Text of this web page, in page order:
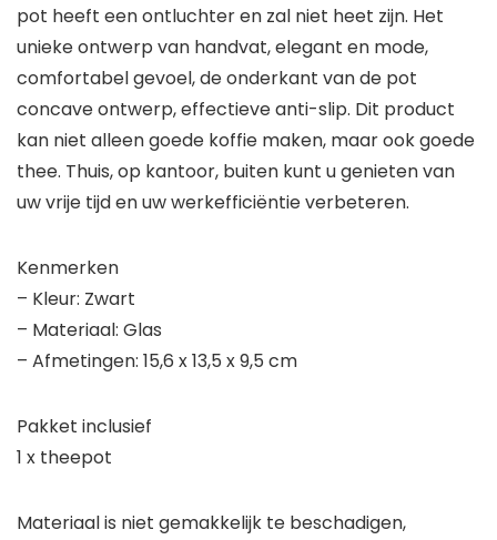
pot heeft een ontluchter en zal niet heet zijn. Het
unieke ontwerp van handvat, elegant en mode,
comfortabel gevoel, de onderkant van de pot
concave ontwerp, effectieve anti-slip. Dit product
kan niet alleen goede koffie maken, maar ook goede
thee. Thuis, op kantoor, buiten kunt u genieten van
uw vrije tijd en uw werkefficiëntie verbeteren.
Kenmerken
– Kleur: Zwart
– Materiaal: Glas
– Afmetingen: 15,6 x 13,5 x 9,5 cm
Pakket inclusief
1 x theepot
Materiaal is niet gemakkelijk te beschadigen,